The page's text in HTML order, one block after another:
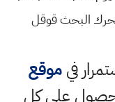
محرك البحث قوقل
فيموقع
على كل